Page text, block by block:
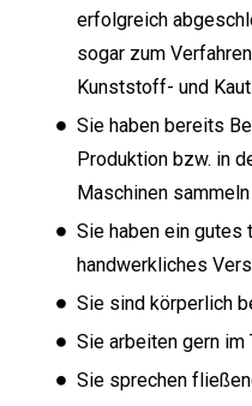
erfolgreich
sogar zum
Kunststoff- und
Sie haben bereits
Produktion bzw. in
Maschinen
Sie haben ein gutes
handwerkliches
Sie sind körperlich
Sie arbeiten gern im
Sie sprechen